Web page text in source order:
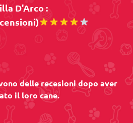
D'Arco :
delle recesioni dopo aver
il loro cane.